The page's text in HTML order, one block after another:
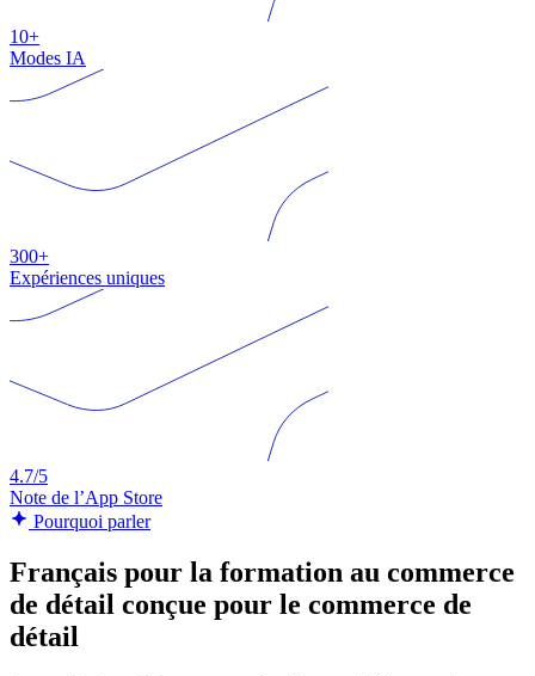
10+
Modes IA
300+
Expériences uniques
4.7/5
Note de l’App Store
Pourquoi parler
Français pour la formation au commerce
de détail conçue pour le commerce de
détail